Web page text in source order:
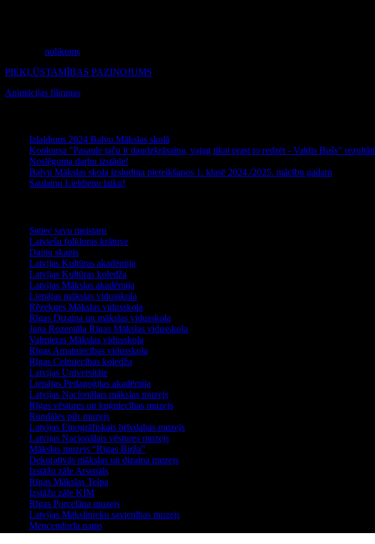
nolikums
PIEKĻŪSTAMĪBAS PAZIŅOJUMS
Animācijas filmiņas
Izlaidums 2024 Balvu Mākslas skolā
Konkursa "Pasaule taču ir daudzkrāsaina, vajag tikai prast to redzēt - Valdis Bušs" rezultāti
Noslēguma darbu izstāde!
Balvu Mākslas skola izsludina pieteikšanos 1. klasē 2024./2025. mācību gadam
Saulainu Lieldienu laiku!
Satiec savu meistaru
Latviešu folkloras krātuve
Dainu skapis
Latvijas Kultūras akadēmija
Latvijas Kultūras koledža
Latvijas Mākslas akadēmija
Liepājas mākslas vidusskola
Rēzeknes Mākslas vidusskola
Rīgas Dizaina un mākslas vidusskola
Jaņa Rozentāla Rīgas Mākslas vidusskola
Valmieras Mākslas vidusskola
Rīgas Amatniecības vidusskola
Rīgas Celtniecības koledža
Latvijas Universitāte
Liepājas Pedagoģijas akadēmija
Latvijas Nacionālais mākslas muzejs
Rīgas vēstures un kuģniecības muzejs
Rundāles pils muzejs
Latvijas Etnogrāfiskais brīvdabas muzejs
Latvijas Nacionālais vēstures muzejs
Mākslas muzejs “Rīgas Birža”
Dekoratīvās mākslas un dizaina muzejs
Izstāžu zāle Arsenāls
Rīgas Mākslas Telpa
Izstāžu zāle KIM
Rīgas Porcelāna muzejs
Latvijas Mākslinieku savienības muzejs
Mencendorfa nams
Rīgas Jūgendstila muzejs